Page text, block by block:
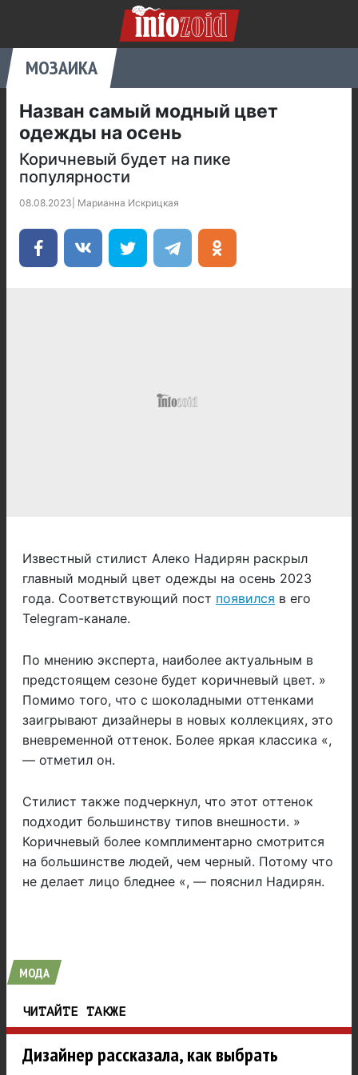
МОЗАИКА
Назван самый модный цвет
одежды на осень
Коричневый будет на пике
популярности
08.08.2023 Марианна Искрицкая
Известный стилист Алеко Надирян раскрыл
главный модный цвет одежды на осень 2023
года. Соответствующий пост появился в его
Telegram-канале.
По мнению эксперта, наиболее актуальным в
предстоящем сезоне будет коричневый цвет. »
Помимо того, что с шоколадными оттенками
заигрывают дизайнеры в новых коллекциях, это
вневременной оттенок. Более яркая классика «,
— отметил он.
Стилист также подчеркнул, что этот оттенок
подходит большинству типов внешности. »
Коричневый более комплиментарно смотрится
на большинстве людей, чем черный. Потому что
не делает лицо бледнее «, — пояснил Надирян.
МОДА
ЧИТАЙТЕ ТАКЖЕ
Дизайнер рассказала, как выбрать